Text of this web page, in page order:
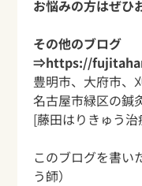
お悩みの方はぜひ
その他のブログ
⇒https://
豊明市、大府市、
名古屋市緑区の鍼
[藤田はりきゅう治
このブログを書い
う師）